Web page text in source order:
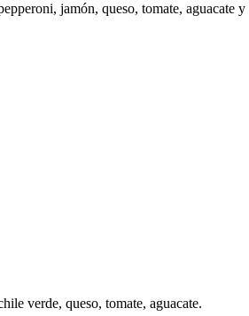
jamón, queso, tomate, aguacate y
verde, queso, tomate, aguacate.